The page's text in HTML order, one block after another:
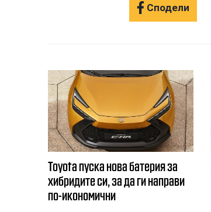
Сподели
Toyota пуска нова батерия за
хибридите си, за да ги направи
по-икономични